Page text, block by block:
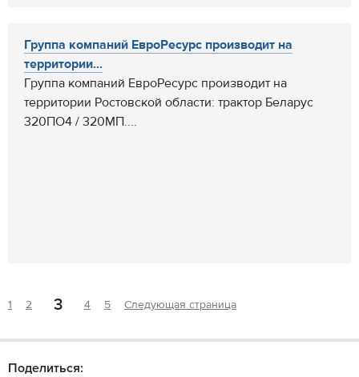
Группа компаний ЕвроРесурс производит на
территории...
Группа компаний ЕвроРесурс производит на
территории Ростовской области: трактор Беларус
320ПО4 / 320МП....
1 2 3 4 5 Следующая страница
Поделиться: